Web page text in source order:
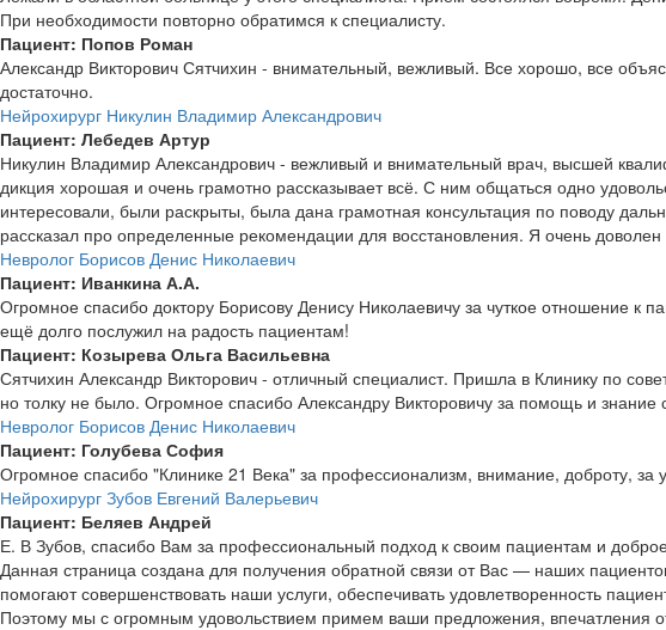
При необходимости повторно обратимся к специалисту.
Пациент: Попов Роман
Александр Викторович Сятчихин - внимательный, вежливый. Все хорошо, все
достаточно.
Нейрохирург Никулин Владимир Александрович
Пациент: Лебедев Артур
Никулин Владимир Александрович - вежливый и внимательный врач, высшей
дикция хорошая и очень грамотно рассказывает всё. С ним общаться одно
интересовали, были раскрыты, была дана грамотная консультация по поводу
рассказал про определенные рекомендации для восстановления. Я очень
Невролог Борисов Денис Николаевич
Пациент: Иванкина А.А.
Огромное спасибо доктору Борисову Денису Николаевичу за чуткое отношение
ещё долго послужил на радость пациентам!
Пациент: Козырева Ольга Васильевна
Сятчихин Александр Викторович - отличный специалист. Пришла в Клинику по
но толку не было. Огромное спасибо Александру Викторовичу за помощь и знание
Невролог Борисов Денис Николаевич
Пациент: Голубева София
Огромное спасибо "Клинике 21 Века" за профессионализм, внимание, доброту,
Нейрохирург Зубов Евгений Валерьевич
Пациент: Беляев Андрей
Е. В Зубов, спасибо Вам за профессиональный подход к своим пациентам и
Данная страница создана для получения обратной связи от Вас — наших
помогают совершенствовать наши услуги, обеспечивать удовлетворенность
Поэтому мы с огромным удовольствием примем ваши предложения, впечатления